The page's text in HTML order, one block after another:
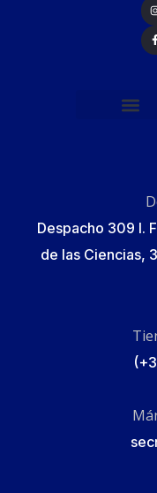
Despacho 309 I.
de las Ciencias,